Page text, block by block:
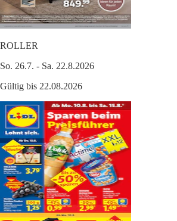
ROLLER
So. 26.7. - Sa. 22.8.2026
Gültig bis 22.08.2026